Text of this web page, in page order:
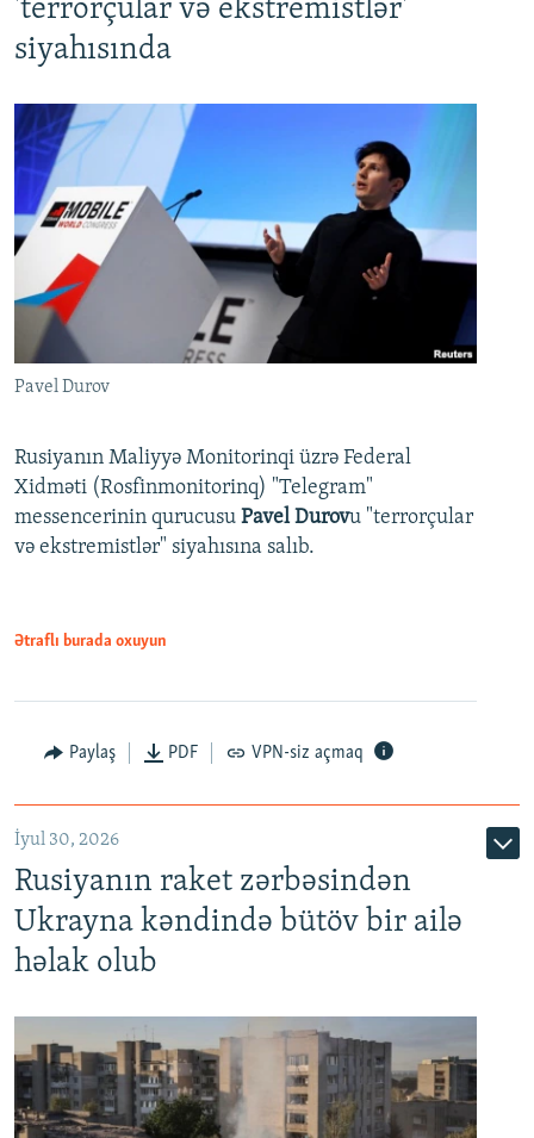
'terrorçular və ekstremistlər'
siyahısında
Pavel Durov
Rusiyanın Maliyyə Monitorinqi üzrə Federal
Xidməti (Rosfinmonitorinq) "Telegram"
messencerinin qurucusu Pavel Durovu "terrorçular
və ekstremistlər" siyahısına salıb.
Ətraflı burada oxuyun
Paylaş PDF VPN-siz açmaq
İyul 30, 2026
Rusiyanın raket zərbəsindən
Ukrayna kəndində bütöv bir ailə
həlak olub